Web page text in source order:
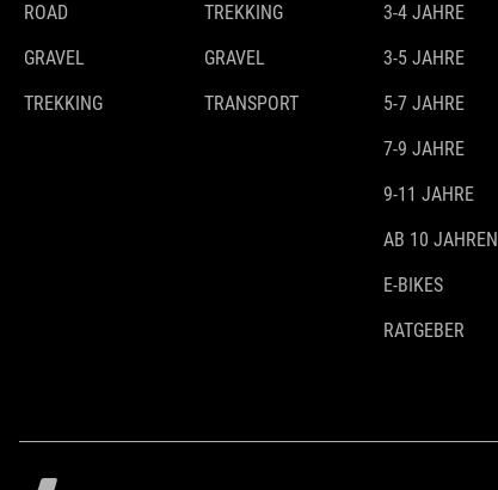
ROAD
GRAVEL
TREKKING
TREKKING
GRAVEL
TRANSPORT
3-4 JAHRE
3-5 JAHRE
5-7 JAHRE
7-9 JAHRE
9-11 JAHRE
AB 10 JAHREN
E-BIKES
RATGEBER